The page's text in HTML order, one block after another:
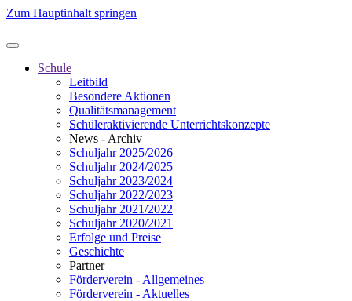
Zum Hauptinhalt springen
Schule
Leitbild
Besondere Aktionen
Qualitätsmanagement
Schüleraktivierende Unterrichtskonzepte
News - Archiv
Schuljahr 2025/2026
Schuljahr 2024/2025
Schuljahr 2023/2024
Schuljahr 2022/2023
Schuljahr 2021/2022
Schuljahr 2020/2021
Erfolge und Preise
Geschichte
Partner
Förderverein - Allgemeines
Förderverein - Aktuelles